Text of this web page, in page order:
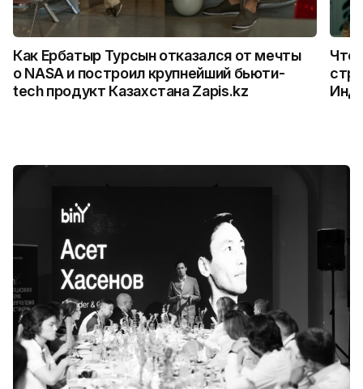
Как Ербатыр Турсын отказался от мечты
о NASA и построил крупнейший бьюти-
tech продукт Казахстана Zapis.kz
Что